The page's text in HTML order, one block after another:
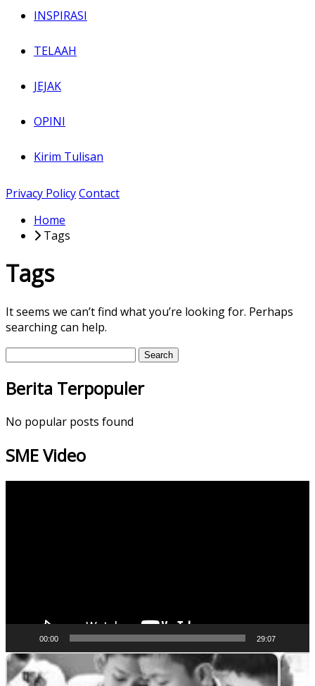
INSPIRASI
TELAAH
JEJAK
OPINI
Kirim Tulisan
Privacy PolicyContact
Home
Tags
Tags
It seems we can’t find what you’re looking for. Perhaps
searching can help.
Search
Berita Terpopuler
No popular posts found
SME Video
00:00 29:07